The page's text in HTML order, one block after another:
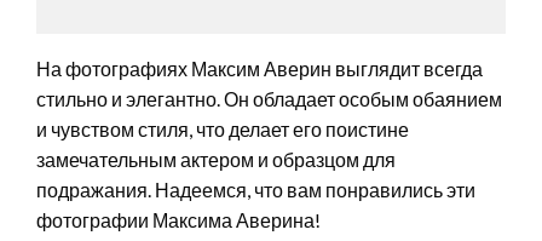
На фотографиях Максим Аверин выглядит всегда
стильно и элегантно. Он обладает особым обаянием
и чувством стиля, что делает его поистине
замечательным актером и образцом для
подражания. Надеемся, что вам понравились эти
фотографии Максима Аверина!